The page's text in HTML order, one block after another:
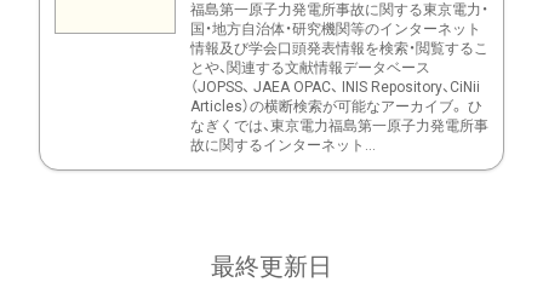
福島第一原子力発電所事故に関する東京電力・
国・地方自治体・研究機関等のインターネット
情報及び学会口頭発表情報を検索・閲覧するこ
とや、関連する文献情報データベース
（JOPSS、 JAEA OPAC、 INIS Repository、CiNii
Articles）の横断検索が可能なアーカイブ。 ひ
なぎくでは、東京電力福島第一原子力発電所事
故に関するインターネット...
最終更新日